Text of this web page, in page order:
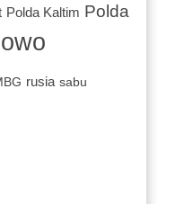
Polda Kaltim Polda
rusia sabu